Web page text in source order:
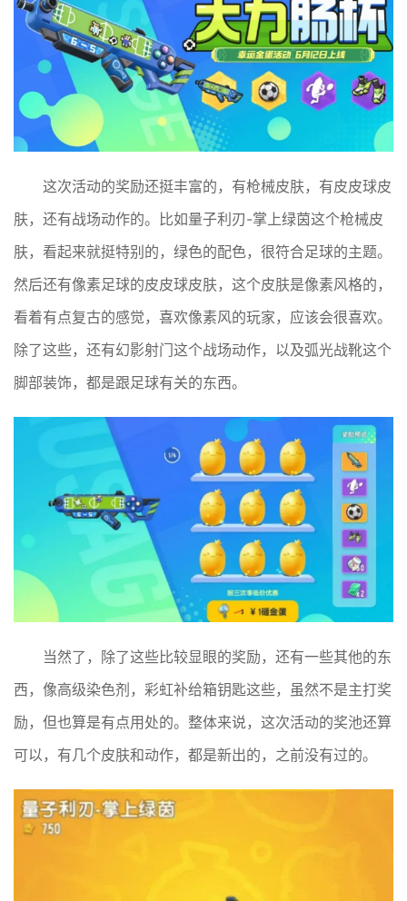
这次活动的奖励还挺丰富的，有枪械皮肤，有皮皮球皮
肤，还有战场动作的。比如量子利刃-掌上绿茵这个枪械皮
肤，看起来就挺特别的，绿色的配色，很符合足球的主题。
然后还有像素足球的皮皮球皮肤，这个皮肤是像素风格的，
看着有点复古的感觉，喜欢像素风的玩家，应该会很喜欢。
除了这些，还有幻影射门这个战场动作，以及弧光战靴这个
脚部装饰，都是跟足球有关的东西。
当然了，除了这些比较显眼的奖励，还有一些其他的东
西，像高级染色剂，彩虹补给箱钥匙这些，虽然不是主打奖
励，但也算是有点用处的。整体来说，这次活动的奖池还算
可以，有几个皮肤和动作，都是新出的，之前没有过的。